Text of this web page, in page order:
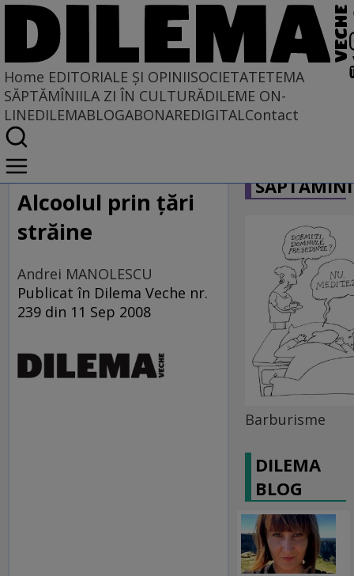
Home EDITORIALE ȘI OPINIISOCIETATETEMA
SĂPTĂMÎNIILA ZI ÎN CULTURĂDILEME ON-
LINEDILEMABLOGABONAREDIGITALContact
Home
EDITORIALE ȘI OPINII
TÎLC SHOW
Alcoolul prin ţări
străine
Andrei MANOLESCU
Publicat în Dilema Veche nr.
239 din 11 Sep 2008
Barburisme
DILEMA
BLOG